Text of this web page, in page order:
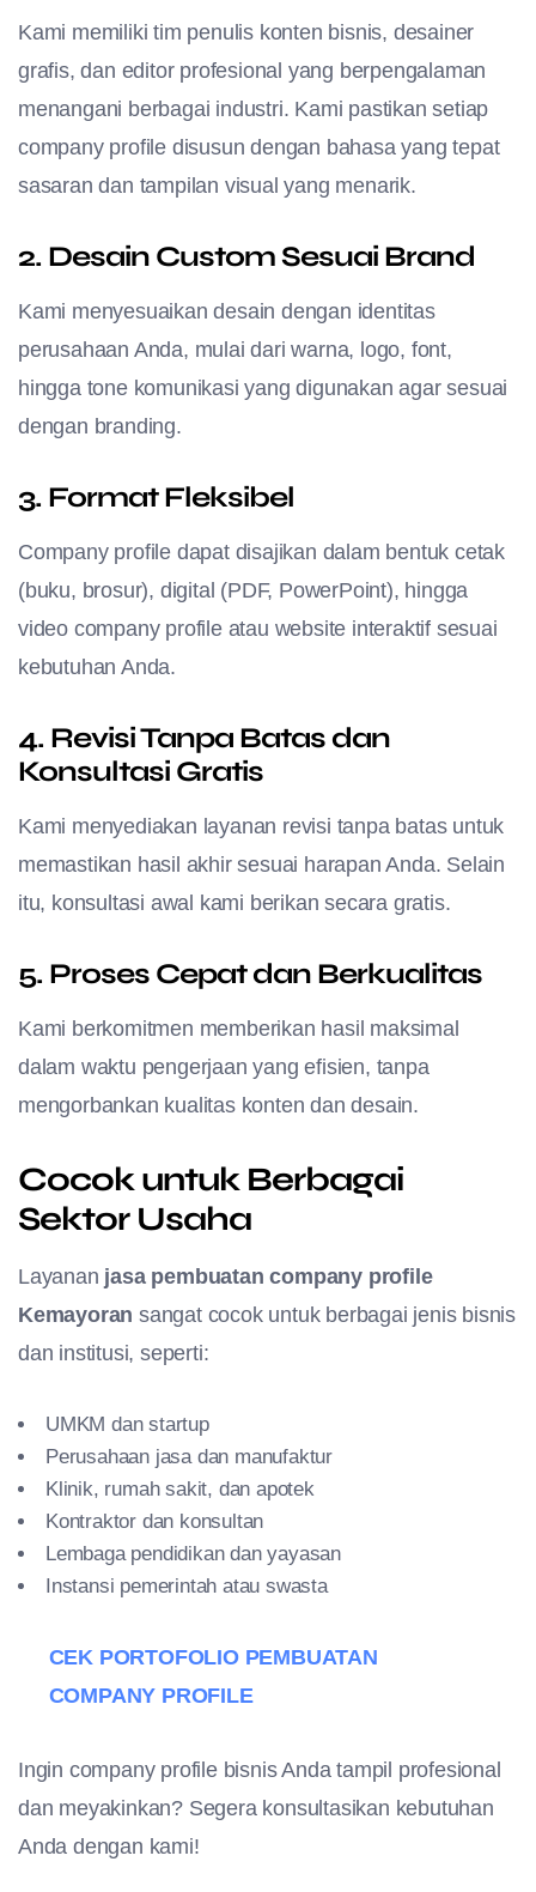
Kami memiliki tim penulis konten bisnis, desainer
grafis, dan editor profesional yang berpengalaman
menangani berbagai industri. Kami pastikan setiap
company profile disusun dengan bahasa yang tepat
sasaran dan tampilan visual yang menarik.
2. Desain Custom Sesuai Brand
Kami menyesuaikan desain dengan identitas
perusahaan Anda, mulai dari warna, logo, font,
hingga tone komunikasi yang digunakan agar sesuai
dengan branding.
3. Format Fleksibel
Company profile dapat disajikan dalam bentuk cetak
(buku, brosur), digital (PDF, PowerPoint), hingga
video company profile atau website interaktif sesuai
kebutuhan Anda.
4. Revisi Tanpa Batas dan
Konsultasi Gratis
Kami menyediakan layanan revisi tanpa batas untuk
memastikan hasil akhir sesuai harapan Anda. Selain
itu, konsultasi awal kami berikan secara gratis.
5. Proses Cepat dan Berkualitas
Kami berkomitmen memberikan hasil maksimal
dalam waktu pengerjaan yang efisien, tanpa
mengorbankan kualitas konten dan desain.
Cocok untuk Berbagai
Sektor Usaha
Layanan jasa pembuatan company profile
Kemayoran sangat cocok untuk berbagai jenis bisnis
dan institusi, seperti:
UMKM dan startup
Perusahaan jasa dan manufaktur
Klinik, rumah sakit, dan apotek
Kontraktor dan konsultan
Lembaga pendidikan dan yayasan
Instansi pemerintah atau swasta
CEK PORTOFOLIO PEMBUATAN
COMPANY PROFILE
Ingin company profile bisnis Anda tampil profesional
dan meyakinkan? Segera konsultasikan kebutuhan
Anda dengan kami!